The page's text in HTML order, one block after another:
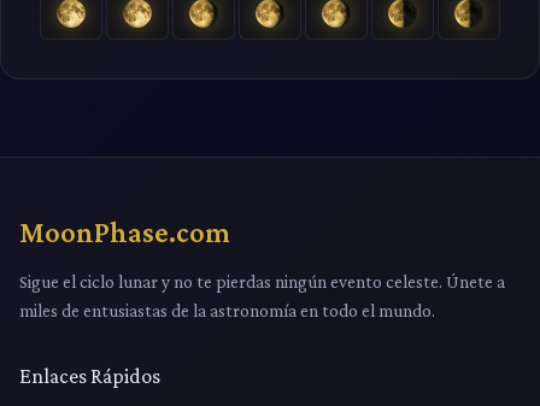
MoonPhase.com
Sigue el ciclo lunar y no te pierdas ningún evento celeste. Únete a
miles de entusiastas de la astronomía en todo el mundo.
Enlaces Rápidos